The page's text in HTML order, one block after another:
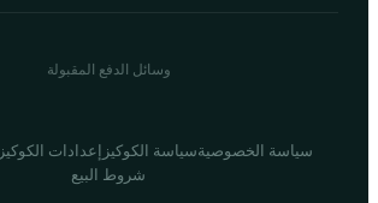
وسائل الدفع المقبولة
سياسة الخصوصيةسياسة الكوكيز إعدادات الكوكيز
شروط البيع